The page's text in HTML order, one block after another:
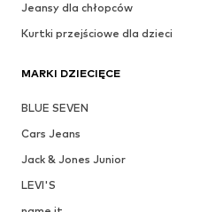
Jeansy dla chłopców
Kurtki przejściowe dla dzieci
MARKI DZIECIĘCE
BLUE SEVEN
Cars Jeans
Jack & Jones Junior
LEVI'S